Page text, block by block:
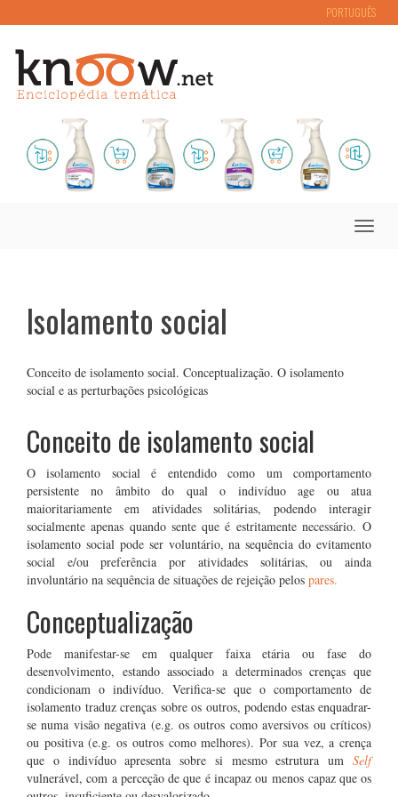
PORTUGUÊS
Toggle
Isolamento social
Conceito de isolamento social. Conceptualização. O isolamento
social e as perturbações psicológicas
Conceito de isolamento social
O isolamento social é entendido como um comportamento
persistente no âmbito do qual o indivíduo age ou atua
maioritariamente em atividades solitárias, podendo interagir
socialmente apenas quando sente que é estritamente necessário. O
isolamento social pode ser voluntário, na sequência do evitamento
social e/ou preferência por atividades solitárias, ou ainda
involuntário na sequência de situações de rejeição pelos pares.
Conceptualização
Pode manifestar-se em qualquer faixa etária ou fase do
desenvolvimento, estando associado a determinados crenças que
condicionam o indivíduo. Verifica-se que o comportamento de
isolamento traduz crenças sobre os outros, podendo estas enquadrar-
se numa visão negativa (e.g. os outros como aversivos ou críticos)
ou positiva (e.g. os outros como melhores). Por sua vez, a crença
que o indivíduo apresenta sobre si mesmo estrutura um Self
vulnerável, com a perceção de que é incapaz ou menos capaz que os